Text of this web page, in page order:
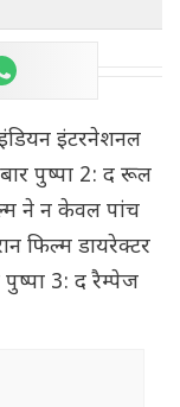
इंटरनेशनल
पुष्पा 2: द रूल
ने न केवल पांच
फिल्म डायरेक्टर
3: द रैम्पेज